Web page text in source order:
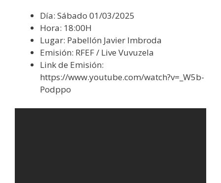
Día: Sábado 01/03/2025
Hora: 18:00H
Lugar: Pabellón Javier Imbroda
Emisión: RFEF / Live Vuvuzela
Link de Emisión:
https://www.youtube.com/watch?v=_W5b-
Podppo